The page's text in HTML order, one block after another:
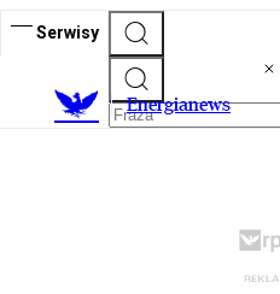
Serwisy
Energianews